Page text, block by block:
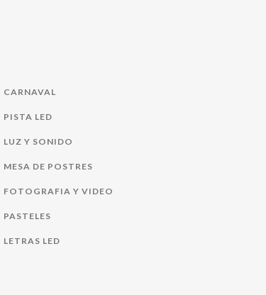
CARNAVAL
PISTA LED
LUZ Y SONIDO
MESA DE POSTRES
FOTOGRAFIA Y VIDEO
PASTELES
LETRAS LED